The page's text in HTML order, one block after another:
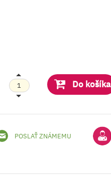
Do košíka
POSLAŤ ZNÁMEMU